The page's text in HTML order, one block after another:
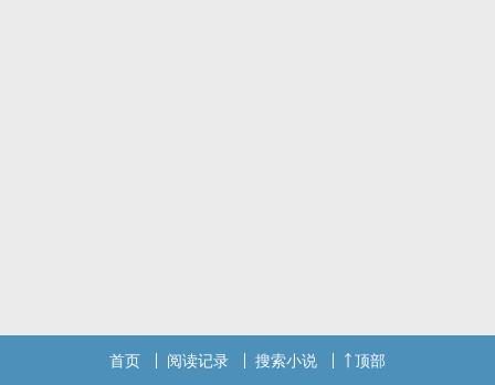
首页 阅读记录 搜索小说 顶部